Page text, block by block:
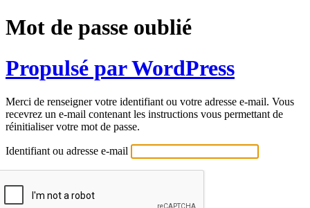
Mot de passe oublié
Propulsé par WordPress
Merci de renseigner votre identifiant ou votre adresse e-mail. Vous
recevrez un e-mail contenant les instructions vous permettant de
réinitialiser votre mot de passe.
Identifiant ou adresse e-mail